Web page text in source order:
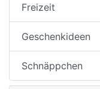
Freizeit
Geschenkideen
Schnäppchen